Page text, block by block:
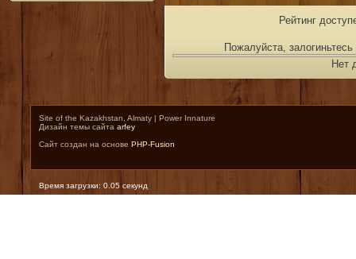
Рейтинг
Пожалуйста,
Нет
Site of the Kazakhstan, Almaty | Power Innature
Дизайн темы сайта arfey
Сайт создан на основе PHP-Fusion
Время загрузки: 0.05 секунд